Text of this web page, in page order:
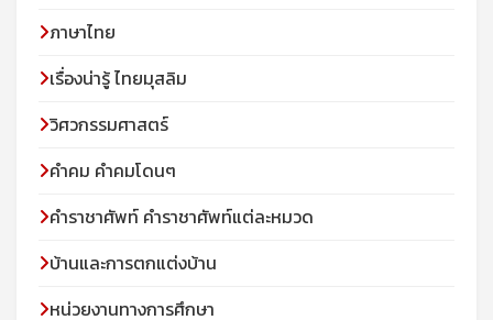
ภาษาไทย
เรื่องน่ารู้ ไทยมุสลิม
วิศวกรรมศาสตร์
คำคม คำคมโดนๆ
คำราชาศัพท์ คำราชาศัพท์แต่ละหมวด
บ้านและการตกแต่งบ้าน
หน่วยงานทางการศึกษา